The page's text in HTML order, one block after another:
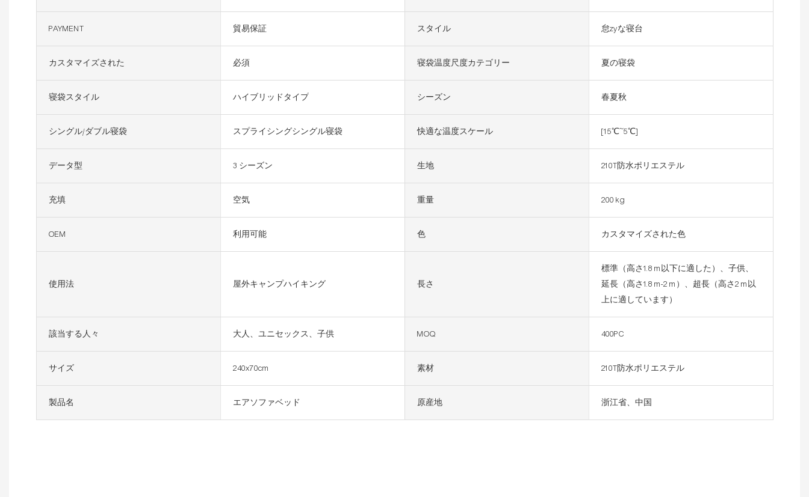
PAYMENT 貿易保証 スタイル 怠zyな寝台
カスタマイズされた 必須 寝袋温度尺度カテゴリー 夏の寝袋
寝袋スタイル ハイブリッドタイプ シーズン 春夏秋
シングル/ダブル寝袋 スプライシングシングル寝袋 快適な温度スケール [15℃~5℃]
データ型 3 シーズン 生地 210T防水ポリエステル
充填 空気 重量 200 kg
OEM 利用可能 色 カスタマイズされた色
使用法 屋外キャンプハイキング 長さ
標準（高さ1.8 m以下に適した）、子供、
延長（高さ1.8 m-2 m）、超長（高さ2 m以
上に適しています）
該当する人々 大人、ユニセックス、子供 MOQ 400PC
サイズ 240x70cm 素材 210T防水ポリエステル
製品名 エアソファベッド 原産地 浙江省、中国